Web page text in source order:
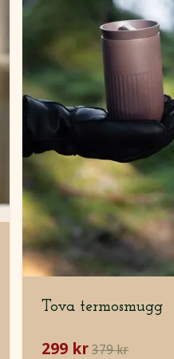
Tova termosmugg
299 kr 379 kr